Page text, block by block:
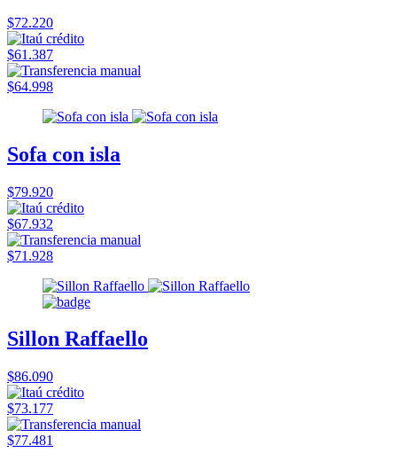
$72.220
$61.387
$64.998
Sofa con isla
$79.920
$67.932
$71.928
Sillon Raffaello
$86.090
$73.177
$77.481